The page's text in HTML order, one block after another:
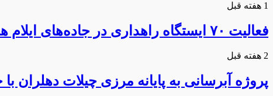
1 هفته قبل
فعالیت ۷۰ ایستگاه راهداری در جاده‌های ایلام همزمان با تردد زائران اربعین
2 هفته قبل
پروژه آبرسانی به پایانه مرزی چیلات دهلران